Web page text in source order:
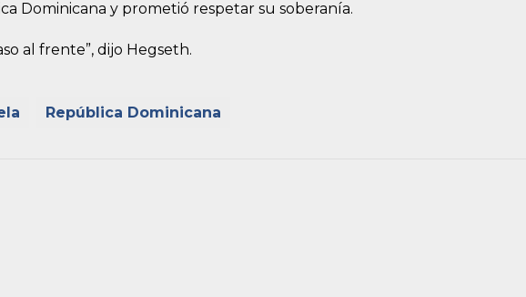
Dominicana y prometió respetar su soberanía.
al frente”, dijo Hegseth.
República Dominicana